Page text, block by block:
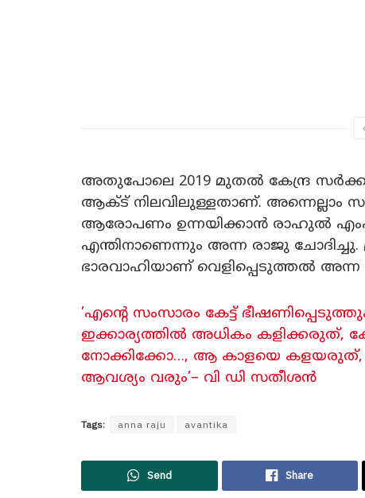
അതുപോലെ 2019 മുതൽ കേന്ദ്ര
ആക്ട് നിലവിലുള്ളതാണ്. അന്നെല്ലാം
ആരോപണം ഉന്നയിക്കാൻ രാഹുൽ
എന്തിനാണെന്നും അന്ന രാജു
ഭാരവാഹിയാണ് വെളിപ്പെടുത്തൽ അന്ന
‍’എന്റെ സംസാരം കേട്ട്
ഇക്കാര്യത്തിൽ അധികം കളിക്കരുത്,
നോക്കിക്കോ…, ആ കാളയെ കളയരുത്,
ആവശ്യം വരും’– വി ഡി സതീശൻ
Tags: anna raju avantika
Send Share